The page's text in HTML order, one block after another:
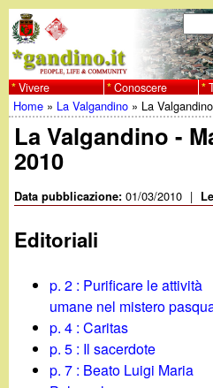
al
contenuto
principale
w
w
w
.
F
o
r
m
i
i
c
C
e
r
c
a
Vivere Conoscere
Tu
sei
qui
Home » La Valgandino » La
La Valgandino -
2010
Data pubblicazione:01/03/2010 |
Editoriali
p. 2 : Purificare le attività
umane nel mistero
p. 4 : Caritas
p. 5 : Il sacerdote
p. 7 : Beato Luigi Maria